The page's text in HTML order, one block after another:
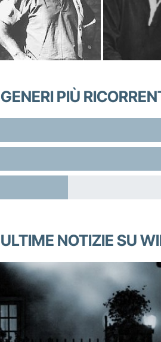
GENERI PIÙ
ULTIME NOTIZIE SU